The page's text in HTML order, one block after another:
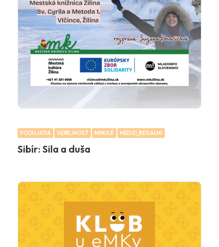
PODUJATIA VEREJNOSŤ MINULÉ MEDZI_REGALMI
Sibír: Sila a duša